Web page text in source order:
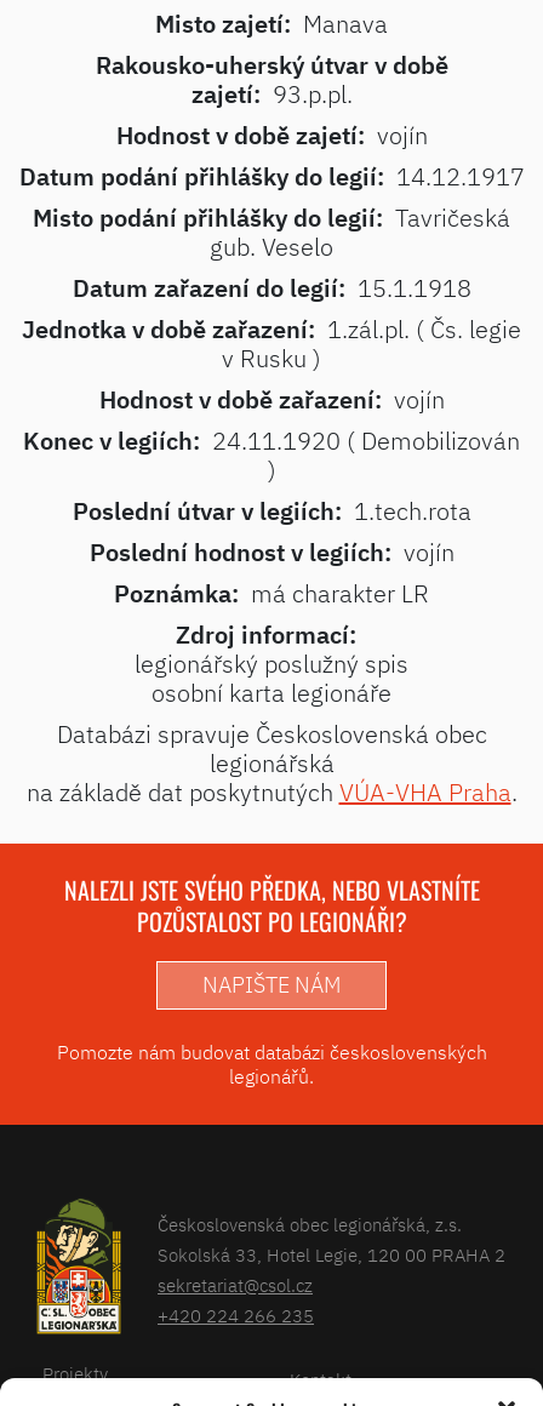
Misto zajetí: Manava
Rakousko-uherský útvar v době
zajetí: 93.p.pl.
Hodnost v době zajetí: vojín
Datum podání přihlášky do legií: 14.12.1917
Misto podání přihlášky do legií: Tavričeská
gub. Veselo
Datum zařazení do legií: 15.1.1918
Jednotka v době zařazení: 1.zál.pl. ( Čs. legie
v Rusku )
Hodnost v době zařazení: vojín
Konec v legiích: 24.11.1920 ( Demobilizován
)
Poslední útvar v legiích: 1.tech.rota
Poslední hodnost v legiích: vojín
Poznámka: má charakter LR
Zdroj informací:
legionářský poslužný spis
osobní karta legionáře
Databázi spravuje Československá obec
legionářská
na základě dat poskytnutých VÚA-VHA Praha.
NALEZLI JSTE SVÉHO PŘEDKA, NEBO VLASTNÍTE
POZŮSTALOST PO LEGIONÁŘI?
NAPIŠTE NÁM
Pomozte nám budovat databázi československých
legionářů.
Československá obec legionářská, z.s.
Sokolská 33, Hotel Legie, 120 00 PRAHA 2
sekretariat@csol.cz
+420 224 266 235
Projekty
Kontakt